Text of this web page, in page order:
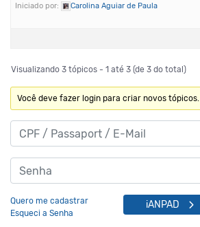
Iniciado por: Carolina Aguiar de Paula
Visualizando 3 tópicos - 1 até 3 (de 3 do total)
Você deve fazer login para criar novos tópicos.
Quero me cadastrar
Esqueci a Senha
iANPAD